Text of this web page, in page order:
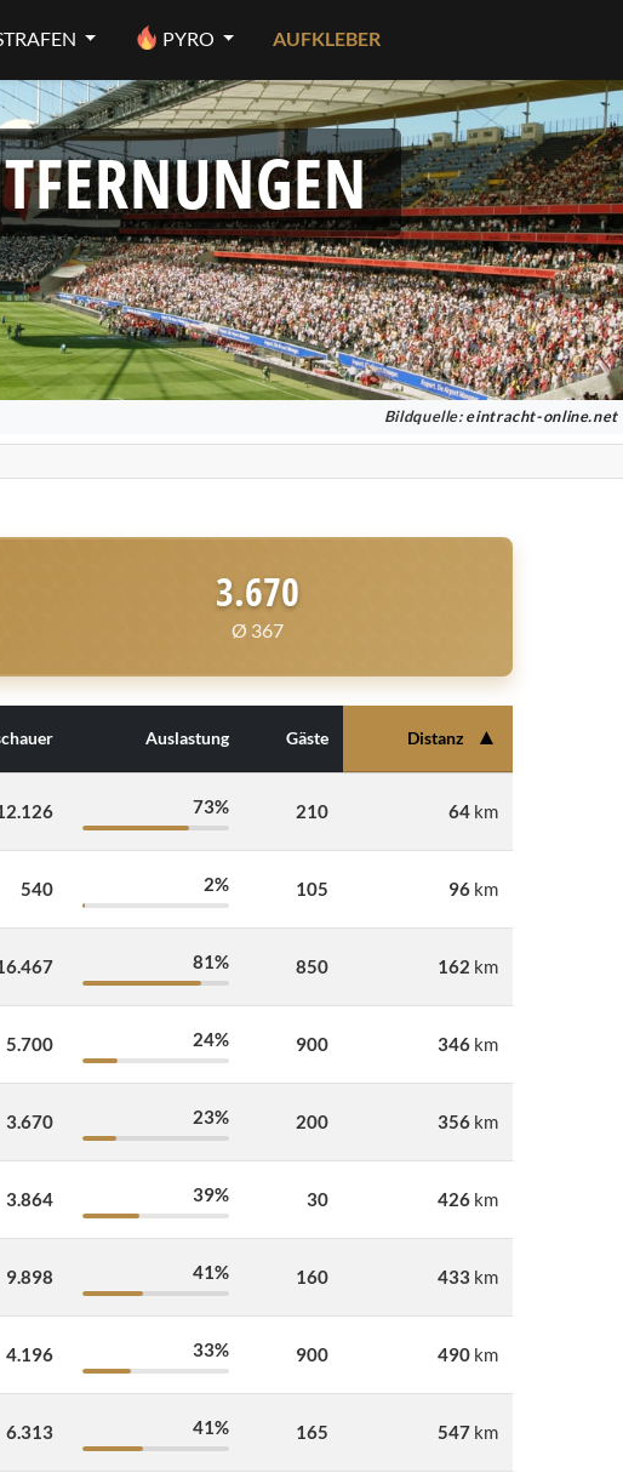
PYRO AUFKLEBER
Bildquelle: eintracht-online.net
3.670
Ø 367
Auslastung Gäste Distanz ▲
73% 210 64 km
540 2% 105 96 km
81% 850 162 km
5.700 24% 900 346 km
3.670 23% 200 356 km
3.864 39% 30 426 km
9.898 41% 160 433 km
4.196 33% 900 490 km
6.313 41% 165 547 km